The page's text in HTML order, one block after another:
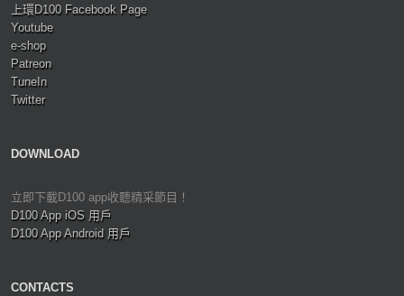
上環D100 Facebook Page
Youtube
e-shop
Patreon
TuneIn
Twitter
DOWNLOAD
立即下載D100 app收聽精采節目！
D100 App iOS 用戶
D100 App Android 用戶
CONTACTS